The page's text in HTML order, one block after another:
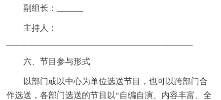
副组长：______
主持人：
六、节目参与形式
以部门或以中心为单位选送节目，也可以跨部门合
作选送，各部门选送的节目以“自编自演、内容丰富、全